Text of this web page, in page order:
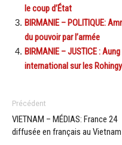
le coup d’État
BIRMANIE – POLITIQUE:
du pouvoir par l’armée
BIRMANIE – JUSTICE :
international sur les
Précédent
VIETNAM – MÉDIAS: France 24
diffusée en français au Vietnam